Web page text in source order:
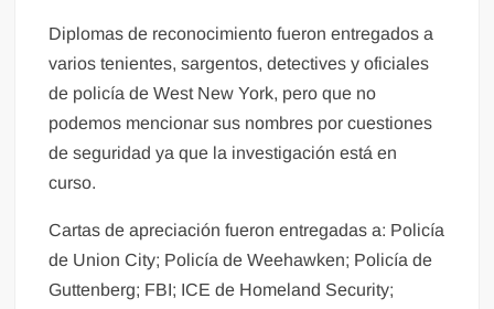
Diplomas de reconocimiento fueron entregados a
varios tenientes, sargentos, detectives y oficiales
de policía de West New York, pero que no
podemos mencionar sus nombres por cuestiones
de seguridad ya que la investigación está en
curso.
Cartas de apreciación fueron entregadas a: Policía
de Union City; Policía de Weehawken; Policía de
Guttenberg; FBI; ICE de Homeland Security;